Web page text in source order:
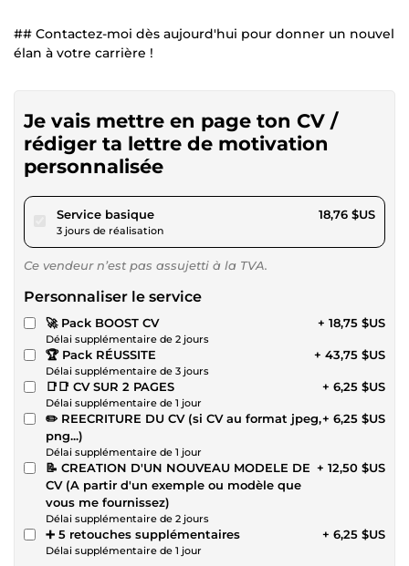
## Contactez-moi dès aujourd'hui pour donner un nouvel
élan à votre carrière !
Je vais mettre en page ton CV /
rédiger ta lettre de motivation
personnalisée
Service basiquepour 17,28 $US
3 jours de réalisation
18,76 $US
Ce vendeur n’est pas assujetti à la TVA.
Personnaliser le service
🚀 Pack BOOST CV
Délai supplémentaire de 2 jours
+ 18,75 $US
🏆 Pack RÉUSSITE
Délai supplémentaire de 3 jours
+ 43,75 $US
📑📑 CV SUR 2 PAGES
Délai supplémentaire de 1 jour
+ 6,25 $US
✏️ REECRITURE DU CV (si CV au format jpeg,
png...)
Délai supplémentaire de 1 jour
+ 6,25 $US
📝 CREATION D'UN NOUVEAU MODELE DE
CV (A partir d'un exemple ou modèle que
vous me fournissez)
Délai supplémentaire de 2 jours
+ 12,50 $US
➕ 5 retouches supplémentaires
Délai supplémentaire de 1 jour
+ 6,25 $US